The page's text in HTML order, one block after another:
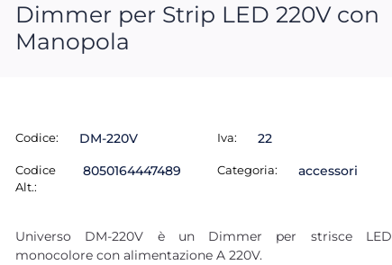
Dimmer per Strip LED 220V con
Manopola
Codice: DM-220V
Codice
Alt.:
8050164447489
Iva: 22
Categoria: accessori
Universo DM-220V è un Dimmer per strisce LED
monocolore con alimentazione A 220V.